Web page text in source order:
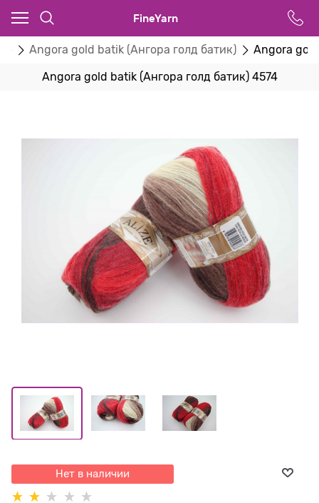
FineYarn
Angora gold batik (Ангора голд батик) Angora
Angora gold batik (Ангора голд батик) 4574
Нет в наличии